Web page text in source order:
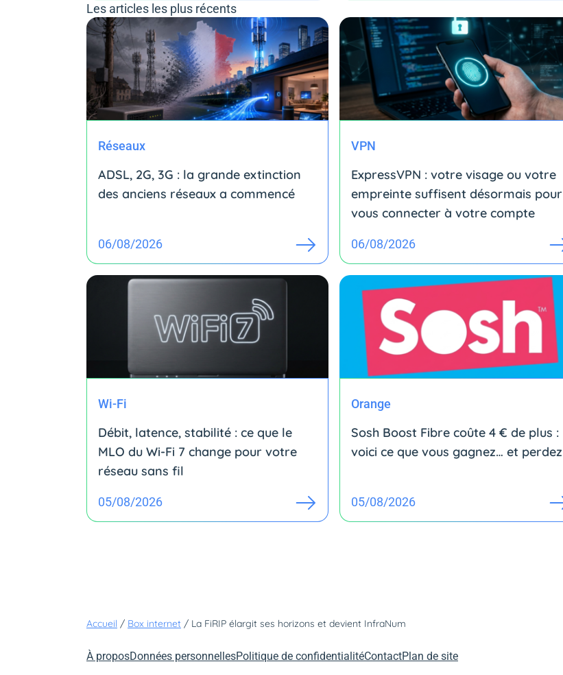
Les articles les plus récents
Réseaux
ADSL, 2G, 3G : la grande extinction
des anciens réseaux a commencé
06/08/2026
VPN
ExpressVPN : votre visage ou votre
empreinte suffisent désormais pour
vous connecter à votre compte
06/08/2026
Wi-Fi
Débit, latence, stabilité : ce que le
MLO du Wi-Fi 7 change pour votre
réseau sans fil
05/08/2026
Orange
Sosh Boost Fibre coûte 4 € de plus :
voici ce que vous gagnez… et perdez
05/08/2026
Accueil / Box internet / La FiRIP élargit ses horizons et devient InfraNum
À proposDonnées personnellesPolitique de confidentialitéContactPlan de site